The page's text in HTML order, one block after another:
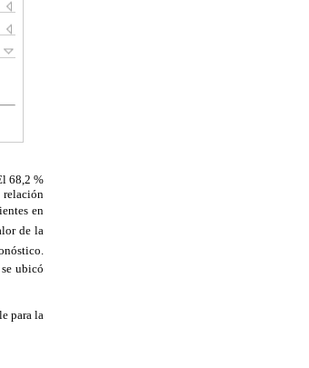
68,2 %
en
de la
ubicó
para la